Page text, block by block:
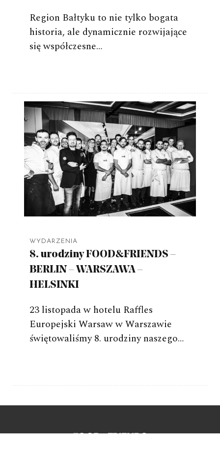
Region Bałtyku to nie tylko bogata
historia, ale dynamicznie rozwijające
się współczesne…
WYDARZENIA
8. urodziny FOOD&FRIENDS –
BERLIN – WARSZAWA –
HELSINKI
23 listopada w hotelu Raffles
Europejski Warsaw w Warszawie
świętowaliśmy 8. urodziny naszego…